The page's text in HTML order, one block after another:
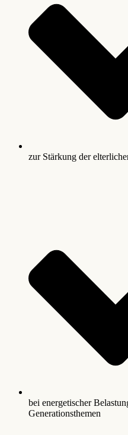
zur Stärkung der
bei energetischer
Generationsthemen